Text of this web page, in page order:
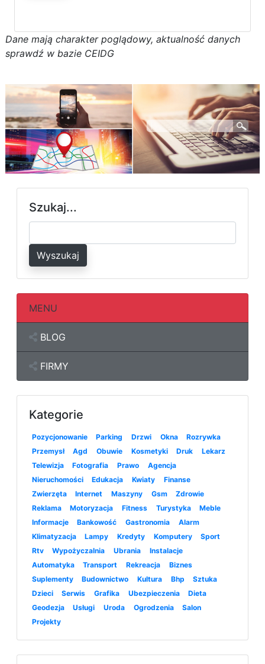
Dane mają charakter poglądowy, aktualność danych
sprawdź w bazie CEIDG
Szukaj...
Wyszukaj
MENU
BLOG
FIRMY
Kategorie
Pozycjonowanie Parking Drzwi Okna
Rozrywka
Przemysł
Agd Obuwie Kosmetyki Druk
Lekarz
Telewizja
Fotografia Prawo
Agencja
Nieruchomości
Edukacja Kwiaty
Finanse
Zwierzęta
Internet Maszyny Gsm
Zdrowie
Reklama
Motoryzacja Fitness Turystyka
Meble
Informacje
Bankowość Gastronomia
Alarm
Klimatyzacja
Lampy Kredyty Komputery
Sport
Rtv
Wypożyczalnia Ubrania
Instalacje
Automatyka
Transport Rekreacja
Biznes
Suplementy
Budownictwo Kultura Bhp
Sztuka
Dzieci
Serwis Grafika Ubezpieczenia
Dieta
Geodezja
Usługi Uroda Ogrodzenia
Salon
Projekty